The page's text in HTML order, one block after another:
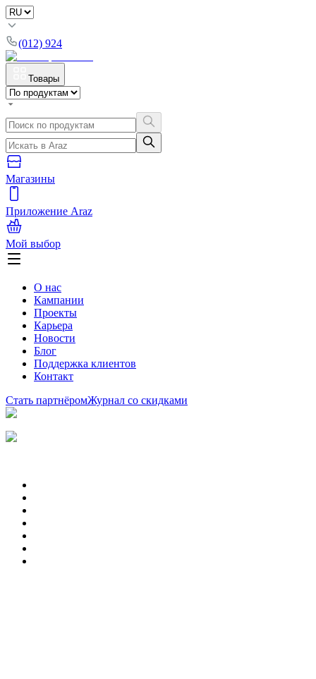
(012) 924
Товары
Магазины
Приложение Araz
Мой выбор
О нас
Кампании
Проекты
Карьера
Новости
Блог
Поддержка клиентов
Контакт
Стать партнёромЖурнал со скидками